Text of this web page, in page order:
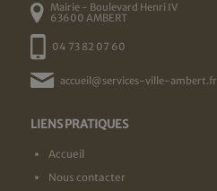
Mairie - Boulevard Henri IV
63600 AMBERT
04 73 82 07 60
accueil@services-ville-ambert.fr
LIENS PRATIQUES
Accueil
Nous contacter